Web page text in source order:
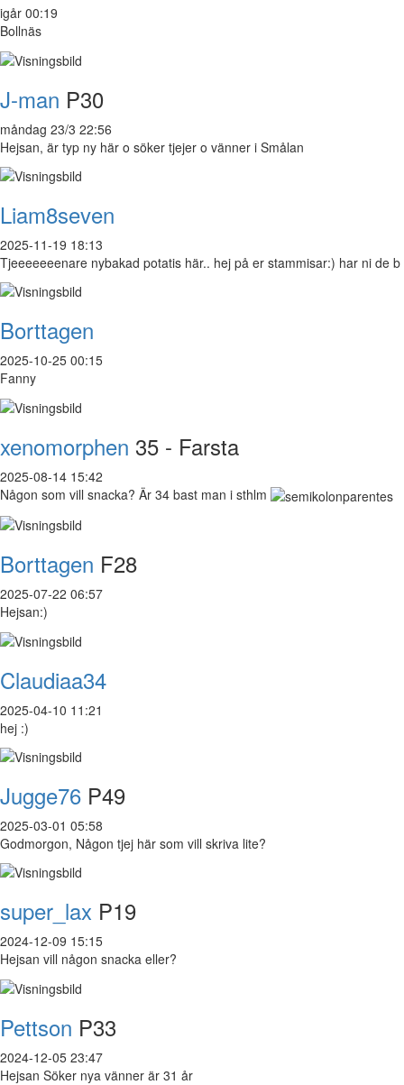
igår 00:19
Bollnäs
J-man P30
måndag 23/3 22:56
Hejsan, är typ ny här o söker tjejer o vänner i Smålan
Liam8seven
2025-11-19 18:13
Tjeeeeeeenare nybakad potatis här.. hej på er stammisar:) har ni de b
Borttagen
2025-10-25 00:15
Fanny
xenomorphen 35 - Farsta
2025-08-14 15:42
Någon som vill snacka? Är 34 bast man i sthlm
Borttagen F28
2025-07-22 06:57
Hejsan:)
Claudiaa34
2025-04-10 11:21
hej :)
Jugge76 P49
2025-03-01 05:58
Godmorgon, Någon tjej här som vill skriva lite?
super_lax P19
2024-12-09 15:15
Hejsan vill någon snacka eller?
Pettson P33
2024-12-05 23:47
Hejsan Söker nya vänner är 31 år